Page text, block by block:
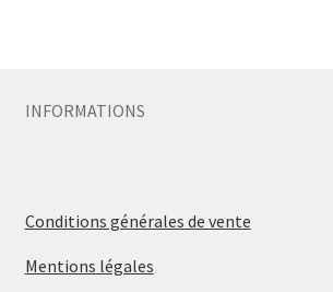
INFORMATIONS
Conditions générales de vente
Mentions légales